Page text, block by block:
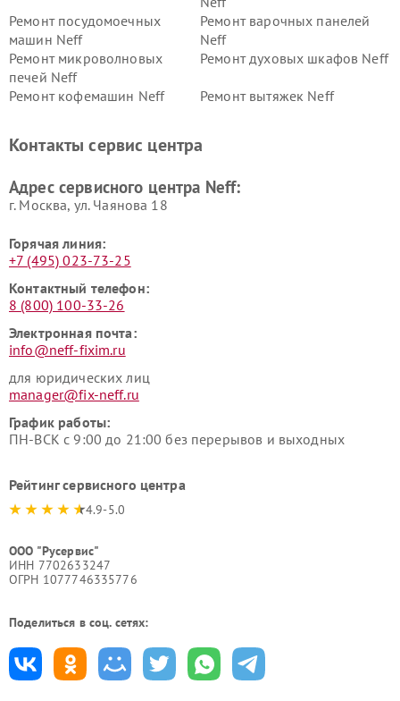
Ремонт посудомоечных
машин Neff
Ремонт варочных панелей
Neff
Ремонт микроволновых
печей Neff
Ремонт духовых шкафов Neff
Ремонт кофемашин Neff Ремонт вытяжек Neff
Контакты сервис центра
Адрес сервисного центра Neff:
г. Москва, ул. Чаянова 18
Горячая линия:
+7 (495) 023-73-25
Контактный телефон:
8 (800) 100-33-26
Электронная почта:
info@neff-fixim.ru
для юридических лиц
manager@fix-neff.ru
График работы:
ПН-ВСК с 9:00 до 21:00 без перерывов и выходных
Рейтинг сервисного центра
4.9-5.0
ООО "Русервис"
ИНН 7702633247
ОГРН 1077746335776
Поделиться в соц. сетях: